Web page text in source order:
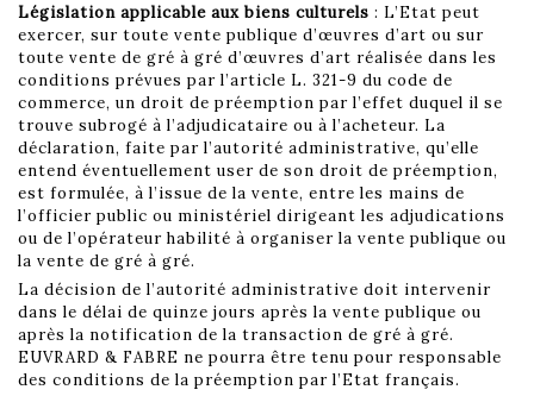
Législation applicable aux biens culturels : L’Etat peut
exercer, sur toute vente publique d’œuvres d’art ou sur
toute vente de gré à gré d’œuvres d’art réalisée dans les
conditions prévues par l’article L. 321-9 du code de
commerce, un droit de préemption par l’effet duquel il se
trouve subrogé à l’adjudicataire ou à l’acheteur. La
déclaration, faite par l’autorité administrative, qu’elle
entend éventuellement user de son droit de préemption,
est formulée, à l’issue de la vente, entre les mains de
l’officier public ou ministériel dirigeant les adjudications
ou de l’opérateur habilité à organiser la vente publique ou
la vente de gré à gré.
La décision de l’autorité administrative doit intervenir
dans le délai de quinze jours après la vente publique ou
après la notification de la transaction de gré à gré.
EUVRARD & FABRE ne pourra être tenu pour responsable
des conditions de la préemption par l’Etat français.